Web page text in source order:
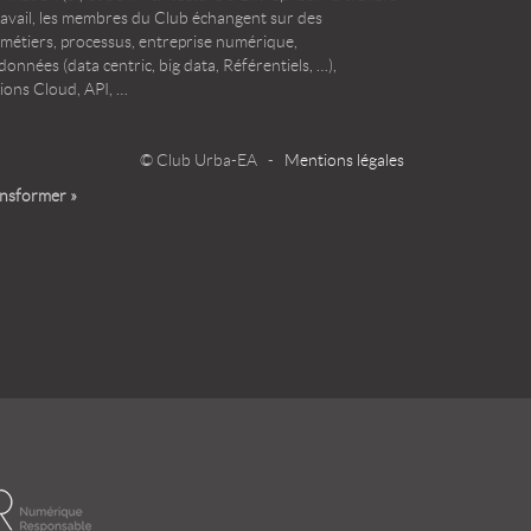
les membres du Club échangent sur des
processus, entreprise numérique,
(data centric, big data, Référentiels, …),
Cloud, API, …
© Club Urba-EA - Mentions légales
»